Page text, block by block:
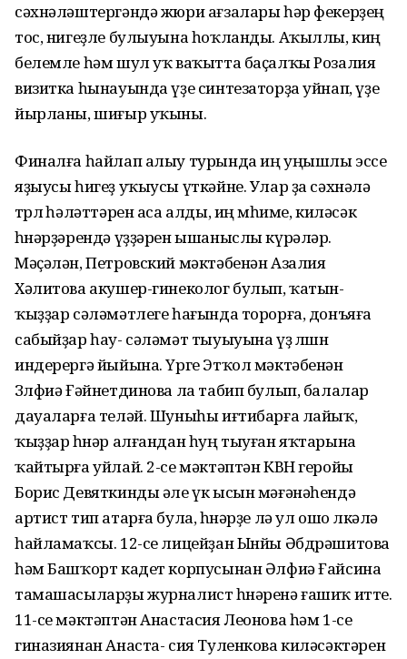
сәхнәләштергәндә жюри ағзалары һәр фекерҙең
тос, нигеҙле булыуына һоҡланды. Аҡыллы, киң
белемле һәм шул уҡ ваҡытта баҫалҡы Розалия
визитка һынауында үҙе синтезаторҙа уйнап, үҙе
йырланы, шиғыр уҡыны.
Финалға һайлап алыу турында иң уңышлы эссе
яҙыусы һигеҙ уҡыусы үткәйне. Улар ҙа сәхнәлә
төрлө һәләттәрен аса алды, иң мөһиме, киләсәк
һөнәрҙәрендә үҙҙәрен ышаныслы күрәләр.
Мәҫәлән, Петровский мәктәбенән Азалия
Хәлитова акушер-гинеколог булып, ҡатын-
ҡыҙҙар сәләмәтлеге һағында торорға, донъяға
сабыйҙар һау- сәләмәт тыуыуына үҙ өлөшөн
индерергә йыйына. Үрге Этҡол мәктәбенән
Зөлфиә Ғәйнетдинова ла табип булып, балалар
дауаларға теләй. Шуныһы иғтибарға лайыҡ,
ҡыҙҙар һөнәр алғандан һуң тыуған яҡтарына
ҡайтырға уйлай. 2-се мәктәптән КВН геройы
Борис Девяткинды әле үк ысын мәғәнәһендә
артист тип атарға була, һөнәрҙе лә ул ошо өлкәлә
һайламаҡсы. 12-се лицейҙан Ынйы Әбдрәшитова
һәм Башҡорт кадет корпусынан Әлфиә Ғайсина
тамашасыларҙы журналист һөнәренә ғашиҡ итте.
11-се мәктәптән Анастасия Леонова һәм 1-се
гиназиянан Анаста- сия Туленкова киләсәктәрен